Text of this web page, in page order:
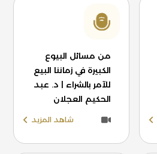
من مسائل البيوع
الكبيرة في زماننا البيع
للآمر بالشراء | د. عبد
الحكيم العجلان
شاهد المزيد